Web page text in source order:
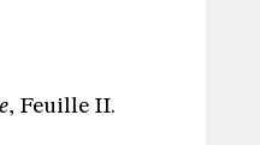
, Feuille II.